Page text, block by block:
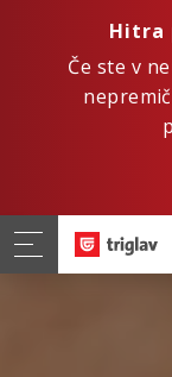
Hitra
Če ste v